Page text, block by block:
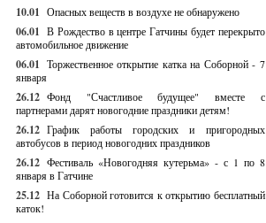
10.01 Опасных веществ в воздухе не обнаружено
06.01 В Рождество в центре Гатчины будет перекрыто
автомобильное движение
06.01 Торжественное открытие катка на Соборной - 7
января
26.12 Фонд "Счастливое будущее" вместе с
партнерами дарят новогодние праздники детям!
26.12 График работы городских и пригородных
автобусов в период новогодних праздников
26.12 Фестиваль «Новогодняя кутерьма» - с 1 по 8
января в Гатчине
25.12 На Соборной готовится к открытию бесплатный
каток!